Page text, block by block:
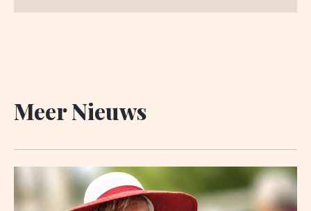
Meer Nieuws